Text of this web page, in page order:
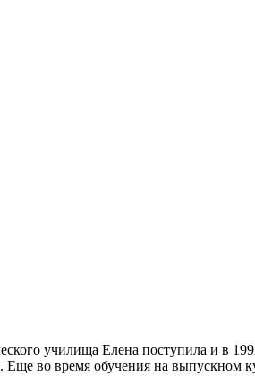
училища Елена поступила и в
во время обучения на выпускном